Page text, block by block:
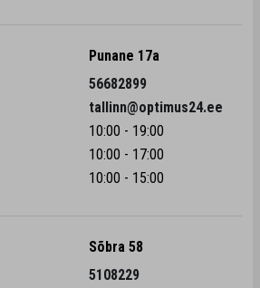
Punane 17a
56682899
tallinn@optimus24.ee
10:00 - 19:00
10:00 - 17:00
10:00 - 15:00
Sõbra 58
5108229